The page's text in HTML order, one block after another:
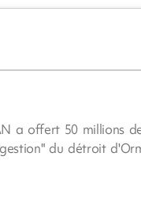
a offert 50 millions
du détroit